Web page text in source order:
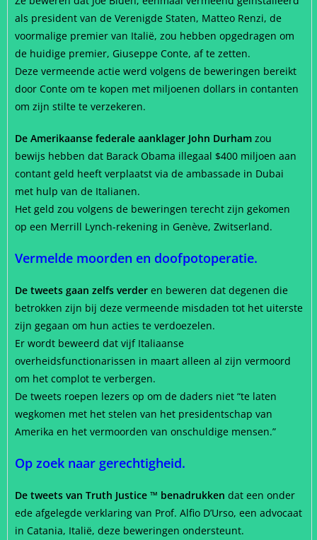
als president van de Verenigde Staten, Matteo Renzi, de
voormalige premier van Italië, zou hebben opgedragen om
de huidige premier, Giuseppe Conte, af te zetten.
Deze vermeende actie werd volgens de beweringen bereikt
door Conte om te kopen met miljoenen dollars in contanten
om zijn stilte te verzekeren.
De Amerikaanse federale aanklager John Durham zou
bewijs hebben dat Barack Obama illegaal $400 miljoen aan
contant geld heeft verplaatst via de ambassade in Dubai
met hulp van de Italianen.
Het geld zou volgens de beweringen terecht zijn gekomen
op een Merrill Lynch-rekening in Genève, Zwitserland.
Vermelde moorden en doofpotoperatie.
De tweets gaan zelfs verder en beweren dat degenen die
betrokken zijn bij deze vermeende misdaden tot het uiterste
zijn gegaan om hun acties te verdoezelen.
Er wordt beweerd dat vijf Italiaanse
overheidsfunctionarissen in maart alleen al zijn vermoord
om het complot te verbergen.
De tweets roepen lezers op om de daders niet “te laten
wegkomen met het stelen van het presidentschap van
Amerika en het vermoorden van onschuldige mensen.”
Op zoek naar gerechtigheid.
De tweets van Truth Justice ™ benadrukken dat een onder
ede afgelegde verklaring van Prof. Alfio D’Urso, een advocaat
in Catania, Italië, deze beweringen ondersteunt.